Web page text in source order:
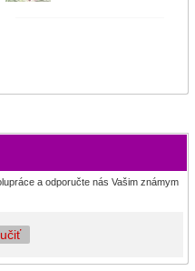
a odporučte nás Vašim známym